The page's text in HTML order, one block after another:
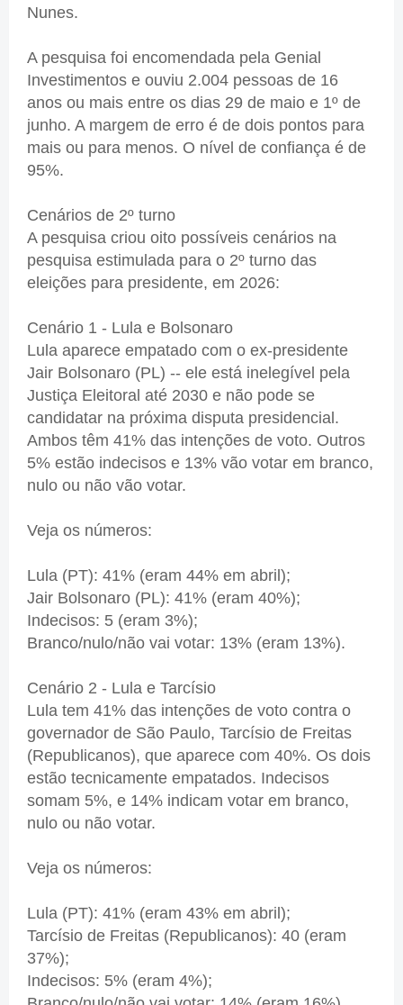
Nunes.
A pesquisa foi encomendada pela Genial
Investimentos e ouviu 2.004 pessoas de 16
anos ou mais entre os dias 29 de maio e 1º de
junho. A margem de erro é de dois pontos para
mais ou para menos. O nível de confiança é de
95%.
Cenários de 2º turno
A pesquisa criou oito possíveis cenários na
pesquisa estimulada para o 2º turno das
eleições para presidente, em 2026:
Cenário 1 - Lula e Bolsonaro
Lula aparece empatado com o ex-presidente
Jair Bolsonaro (PL) -- ele está inelegível pela
Justiça Eleitoral até 2030 e não pode se
candidatar na próxima disputa presidencial.
Ambos têm 41% das intenções de voto. Outros
5% estão indecisos e 13% vão votar em branco,
nulo ou não vão votar.
Veja os números:
Lula (PT): 41% (eram 44% em abril);
Jair Bolsonaro (PL): 41% (eram 40%);
Indecisos: 5 (eram 3%);
Branco/nulo/não vai votar: 13% (eram 13%).
Cenário 2 - Lula e Tarcísio
Lula tem 41% das intenções de voto contra o
governador de São Paulo, Tarcísio de Freitas
(Republicanos), que aparece com 40%. Os dois
estão tecnicamente empatados. Indecisos
somam 5%, e 14% indicam votar em branco,
nulo ou não votar.
Veja os números:
Lula (PT): 41% (eram 43% em abril);
Tarcísio de Freitas (Republicanos): 40 (eram
37%);
Indecisos: 5% (eram 4%);